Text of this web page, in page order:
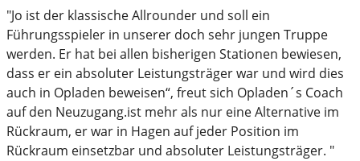
"Jo ist der klassische Allrounder und soll ein
Führungsspieler in unserer doch sehr jungen Truppe
werden. Er hat bei allen bisherigen Stationen bewiesen,
dass er ein absoluter Leistungsträger war und wird dies
auch in Opladen beweisen“, freut sich Opladen´s Coach
auf den Neuzugang.ist mehr als nur eine Alternative im
Rückraum, er war in Hagen auf jeder Position im
Rückraum einsetzbar und absoluter Leistungsträger. "